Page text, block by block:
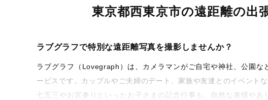
東京都西東京市の遠距離の出
ラブグラフで特別な遠距離写真を撮影しませんか？
ラブグラフ（Lovegraph）は、カメラマンがご自宅や神社、公園
ービスです。カップルやご夫婦のデート、家族や友達とのイベント
七五三やお宮参りといったお子さまの記念行事も、自然な表情や